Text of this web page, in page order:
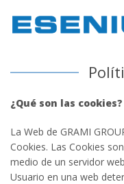
¿Qué son las cookies?
La Web de GRAMI
Cookies. Las Cookies
medio de un servidor
Usuario en una web